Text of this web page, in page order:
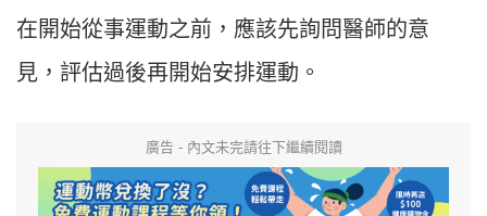
在開始從事運動之前，應該先詢問醫師的意
見，評估過後再開始安排運動。
廣告 - 內文未完請往下繼續閱讀